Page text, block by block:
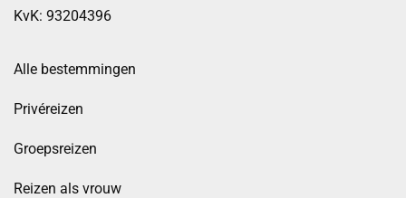
KvK: 93204396
Alle bestemmingen
Privéreizen
Groepsreizen
Reizen als vrouw